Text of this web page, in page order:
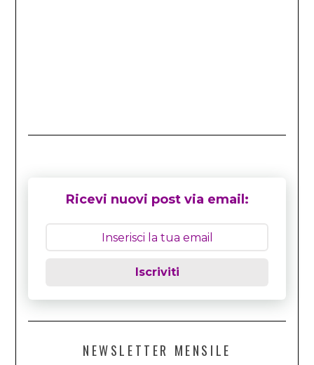
Ricevi nuovi post via email:
Iscriviti
NEWSLETTER MENSILE